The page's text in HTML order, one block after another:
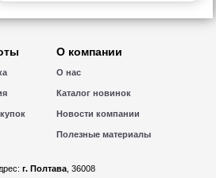
О компании
О нас
Каталог новинок
Новости компании
Полезные материалы
г. Полтава, 36008